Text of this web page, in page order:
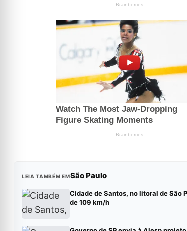
LEIA TAMBÉM EMSão Paulo
Cidade de Santos, no litoral de São
de 109 km/h